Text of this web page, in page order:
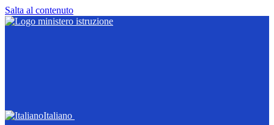
Salta al contenuto
Italiano